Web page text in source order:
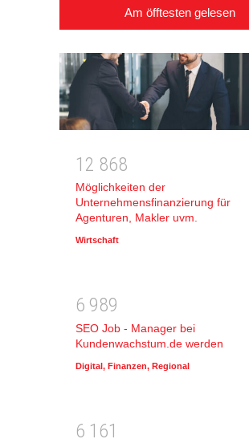
Am öfftesten gelesen
1 2 868
Möglichkeiten der
Unternehmensfinanzierung für
Agenturen, Makler uvm.
Wirtschaft
6 989
SEO Job - Manager bei
Kundenwachstum.de werden
Digital, Finanzen, Regional
6 1 61